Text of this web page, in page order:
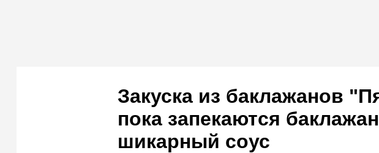
Закуска из баклажанов
пока запекаются
шикарный соус